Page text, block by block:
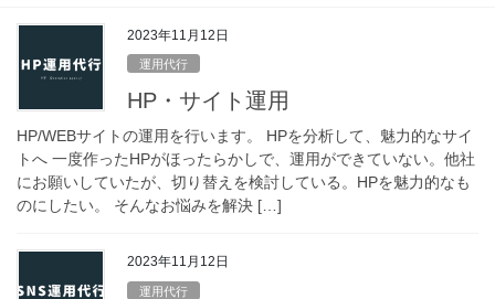
2023年11月12日
運用代行
HP・サイト運用
HP/WEBサイトの運用を行います。 HPを分析して、魅力的なサイ
トへ 一度作ったHPがほったらかしで、運用ができていない。他社
にお願いしていたが、切り替えを検討している。HPを魅力的なも
のにしたい。 そんなお悩みを解決 […]
2023年11月12日
運用代行